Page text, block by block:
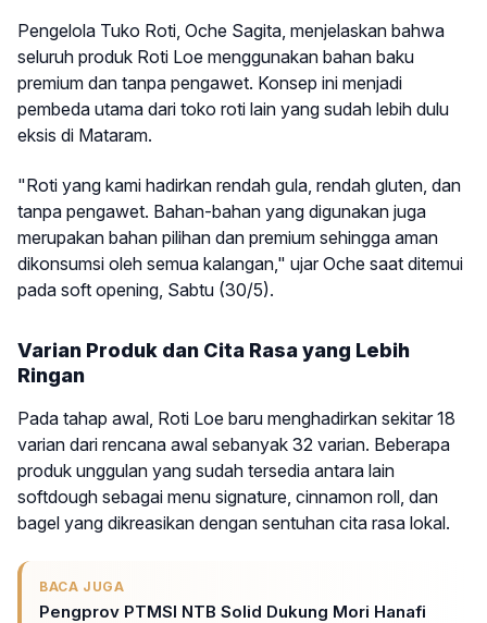
Pengelola Tuko Roti, Oche Sagita, menjelaskan bahwa
seluruh produk Roti Loe menggunakan bahan baku
premium dan tanpa pengawet. Konsep ini menjadi
pembeda utama dari toko roti lain yang sudah lebih dulu
eksis di Mataram.
"Roti yang kami hadirkan rendah gula, rendah gluten, dan
tanpa pengawet. Bahan-bahan yang digunakan juga
merupakan bahan pilihan dan premium sehingga aman
dikonsumsi oleh semua kalangan," ujar Oche saat ditemui
pada soft opening, Sabtu (30/5).
Varian Produk dan Cita Rasa yang Lebih
Ringan
Pada tahap awal, Roti Loe baru menghadirkan sekitar 18
varian dari rencana awal sebanyak 32 varian. Beberapa
produk unggulan yang sudah tersedia antara lain
softdough sebagai menu signature, cinnamon roll, dan
bagel yang dikreasikan dengan sentuhan cita rasa lokal.
BACA JUGA
Pengprov PTMSI NTB Solid Dukung Mori Hanafi